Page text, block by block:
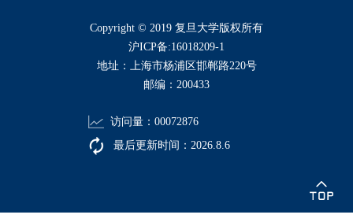
​Copyright © 2019 复旦大学版权所有
沪ICP备:16018209-1
地址：上海市杨浦区邯郸路220号
邮编：200433
访问量： 00072876
最后更新时间： 2026 8 6